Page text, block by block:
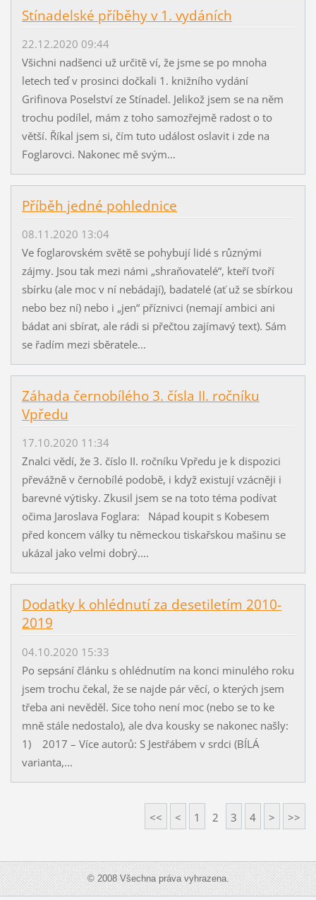
Stínadelské příběhy v 1. vydáních
22.12.2020 09:44
Všichni nadšenci už určitě ví, že jsme se po mnoha
letech teď v prosinci dočkali 1. knižního vydání
Grifinova Poselství ze Stínadel. Jelikož jsem se na něm
trochu podílel, mám z toho samozřejmě radost o to
větší. Říkal jsem si, čím tuto událost oslavit i zde na
Foglarovci. Nakonec mě svým...
Příběh jedné pohlednice
08.11.2020 13:04
Ve foglarovském světě se pohybují lidé s různými
zájmy. Jsou tak mezi námi „shraňovatelé“, kteří tvoří
sbírku (ale moc v ní nebádají), badatelé (ať už se sbírkou
nebo bez ní) nebo i „jen“ příznivci (nemají ambici ani
bádat ani sbírat, ale rádi si přečtou zajímavý text). Sám
se řadím mezi sběratele...
Záhada černobílého 3. čísla II. ročníku
Vpředu
17.10.2020 11:34
Znalci vědí, že 3. číslo II. ročníku Vpředu je k dispozici
převážně v černobílé podobě, i když existují vzácněji i
barevné výtisky. Zkusil jsem se na toto téma podívat
očima Jaroslava Foglara: Nápad koupit s Kobesem
před koncem války tu německou tiskařskou mašinu se
ukázal jako velmi dobrý....
Dodatky k ohlédnutí za desetiletím 2010-
2019
04.10.2020 15:33
Po sepsání článku s ohlédnutím na konci minulého roku
jsem trochu čekal, že se najde pár věcí, o kterých jsem
třeba ani nevěděl. Sice toho není moc (nebo se to ke
mně stále nedostalo), ale dva kousky se nakonec našly:
1) 2017 – Více autorů: S Jestřábem v srdci (BÍLÁ
varianta,...
<< < 1 2 3 4 > >>
© 2008 Všechna práva vyhrazena.